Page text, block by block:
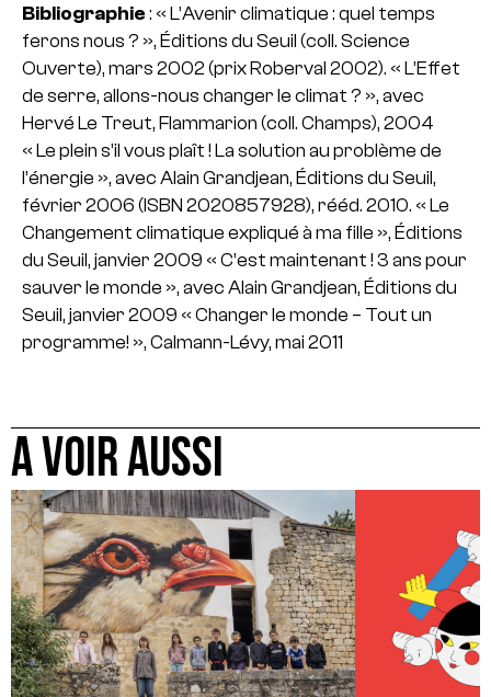
Bibliographie : « L’Avenir climatique : quel temps
ferons nous ? », Éditions du Seuil (coll. Science
Ouverte), mars 2002 (prix Roberval 2002). « L’Effet
de serre, allons-nous changer le climat ? », avec
Hervé Le Treut, Flammarion (coll. Champs), 2004
« Le plein s’il vous plaît ! La solution au problème de
l’énergie », avec Alain Grandjean, Éditions du Seuil,
février 2006 (ISBN 2020857928), rééd. 2010. « Le
Changement climatique expliqué à ma fille », Éditions
du Seuil, janvier 2009 « C’est maintenant ! 3 ans pour
sauver le monde », avec Alain Grandjean, Éditions du
Seuil, janvier 2009 « Changer le monde – Tout un
programme! », Calmann-Lévy, mai 2011
A VOIR AUSSI